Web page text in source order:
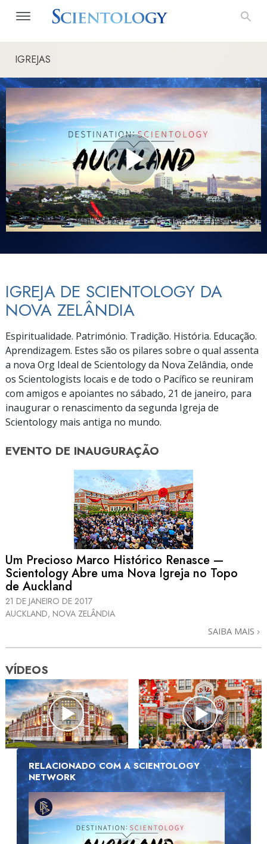
IGREJAS
IGREJA DE SCIENTOLOGY DA
NOVA ZELÂNDIA
Espiritualidade. Património. Tradição. História. Educação.
Aprendizagem. Estes são os pilares sobre o qual assenta
a nova Org Ideal de Scientology da Nova Zelândia, onde
os Scientologists locais e de todo o Pacífico se reuniram
com amigos e apoiantes no sábado, 21 de janeiro, para
inaugurar o renascimento da segunda Igreja de
Scientology mais antiga no mundo.
EVENTO DE INAUGURAÇÃO
Um Precioso Marco Histórico Renasce —
Scientology Abre uma Nova Igreja no Topo
de Auckland
21 DE JANEIRO DE 2017
AUCKLAND, NOVA ZELÂNDIA
SAIBA MAIS
VÍDEOS
RELACIONADO COM A SCIENTOLOGY
NETWORK